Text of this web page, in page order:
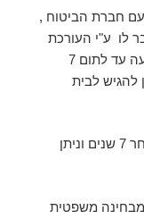
חברת הביטוח ,
לו ע"י העורכת
הדין שעדיף להמתין אם הגשת כתב התביעה עד לתום 7
להגיש לבית
לכאורה טענה נכונה, תביעה מתיישנת לאחר 7 שנים וניתן
משפטית